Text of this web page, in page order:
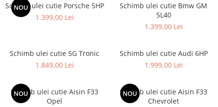
NOU
Schimb ulei cutie Porsche 5HP
1.399,00 Lei
Schimb ulei cutie Bmw GM
5L40
1.399,00 Lei
Schimb ulei cutie 5G Tronic
1.849,00 Lei
Schimb ulei cutie Audi 6HP
1.999,00 Lei
NOU
Schimb ulei cutie Aisin F33
Opel
NOU
Schimb ulei cutie Aisin F33
Chevrolet